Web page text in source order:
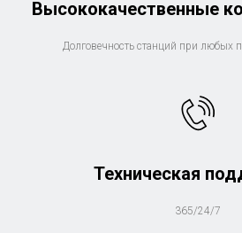
Высококачественные
Долговечность станций при любых
Техническая
365/24/7